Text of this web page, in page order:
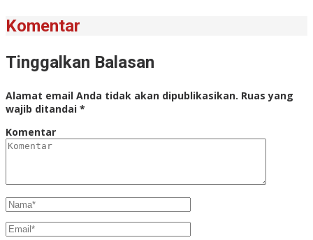
Komentar
Tinggalkan Balasan
Alamat email Anda tidak akan dipublikasikan. Ruas yang
wajib ditandai *
Komentar